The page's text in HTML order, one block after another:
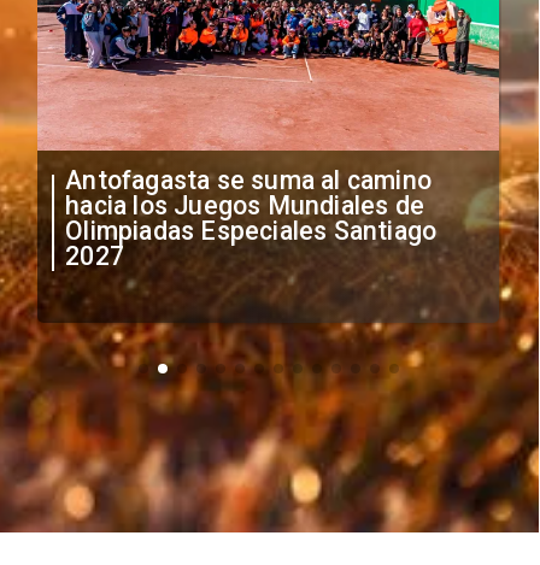
"Falta de profesionalismo": Sifup
anuncia medidas por situación
irregular de futbolistas
extranjeros